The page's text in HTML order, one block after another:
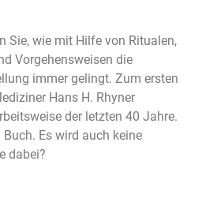
Sie, wie mit Hilfe von Ritualen,
Vorgehensweisen die
immer gelingt. Zum ersten
Hans H. Rhyner
der letzten 40 Jahre.
Es wird auch keine
dabei?